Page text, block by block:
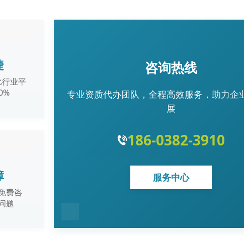
业平
费咨
题
咨询热线
专业资质代办团队，全程高效服务，助力企
展
186-0382-3910
服务中心